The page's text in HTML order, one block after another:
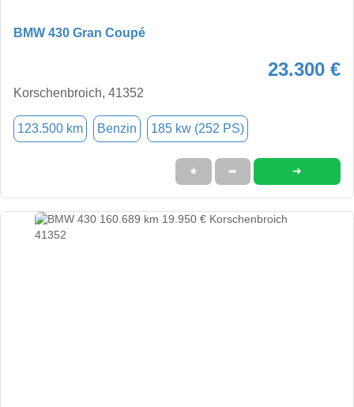
BMW 430 Gran Coupé
23.300 €
Korschenbroich, 41352
123.500 km Benzin 185 kw (252 PS)
★ ➦ ➜